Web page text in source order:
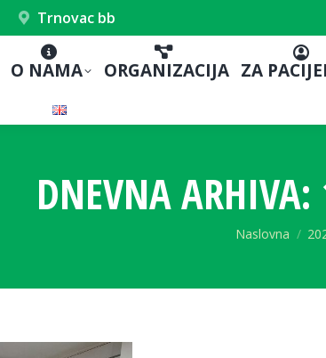
Trnovac bb
O NAMA ORGANIZACIJA ZA
DNEVNA ARHIVA:
You are here:
Naslovna